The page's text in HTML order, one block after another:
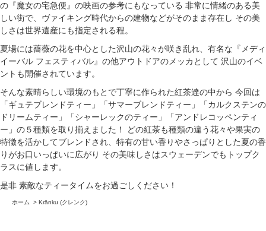
の『魔女の宅急便』の映画の参考にもなっている 非常に情緒のある美
しい街で、ヴァイキング時代からの建物などがそのまま存在し その美
しさは世界遺産にも指定される程。
夏場には薔薇の花を中心とした沢山の花々が咲き乱れ、有名な『メディ
イーバル フェスティバル』の他アウトドアのメッカとして 沢山のイベ
ントも開催されています。
そんな素晴らしい環境のもとで丁寧に作られた紅茶達の中から 今回は
「ギュテブレンドティー」「サマーブレンドティー」「カルクステンの
ドリームティー」「シャーレックのティー」「アンドレコッペンティ
ー」の５種類を取り揃えました！ どの紅茶も種類の違う花々や果実の
特徴を活かしてブレンドされ、特有の甘い香りやさっぱりとした夏の香
りがお口いっぱいに広がり その美味しさはスウェーデンでもトップク
ラスに値します。
是非 素敵なティータイムをお過ごしください！
ホーム > Kränku (クレンク)